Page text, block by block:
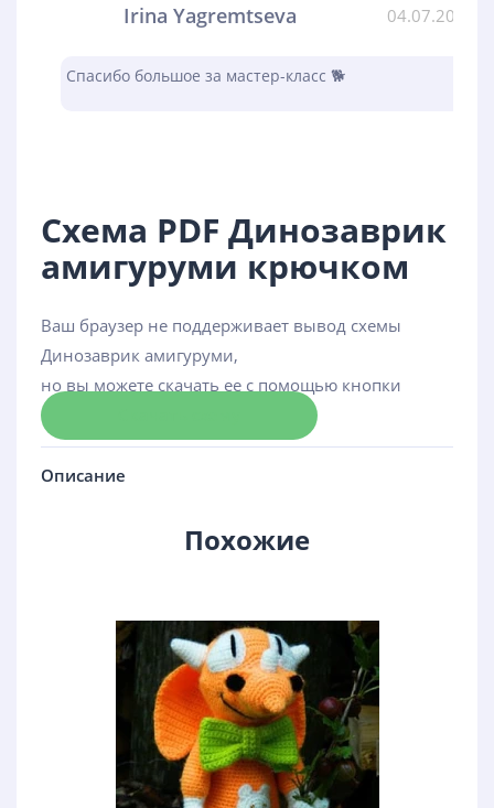
Irina Yagremtseva 04.07.2023
Спасибо большое за мастер-класс 🐕
Схема PDF Динозаврик
амигуруми крючком
Ваш браузер не поддерживает вывод схемы
Динозаврик амигуруми,
но вы можете скачать ее с помощью кнопки
Описание
Похожие